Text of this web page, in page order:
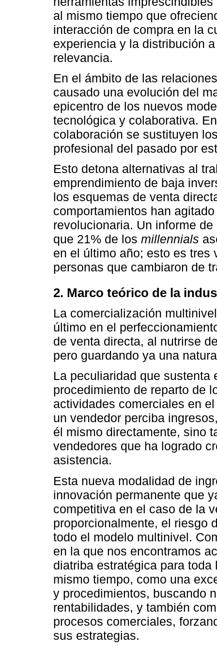
al mismo tiempo que
interacción de compra en la
experiencia y la distribución
relevancia.
En el ámbito de las
causado una evolución del
epicentro de los nuevos
tecnológica y colaborativa.
colaboración se sustituyen
profesional del pasado por
Esto detona alternativas al
emprendimiento de baja
los esquemas de venta
comportamientos han
revolucionaria. Un informe
que 21% de los millennials
en el último año; esto es tres
personas que cambiaron de
2. Marco teórico de la
La comercialización
último en el
de venta directa, al nutrirse
pero guardando ya una
La peculiaridad que
procedimiento de reparto de
actividades comerciales en
un vendedor perciba
él mismo directamente, sino
vendedores que ha logrado
asistencia.
Esta nueva modalidad de
innovación permanente que
competitiva en el caso de la
proporcionalmente, el riesgo
todo el modelo multinivel.
en la que nos encontramos
diatriba estratégica para
mismo tiempo, como una
y procedimientos, buscando
rentabilidades, y también
procesos comerciales,
sus estrategias.